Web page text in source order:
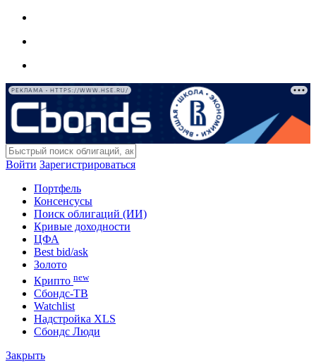
РЕКЛАМА • HTTPS://WWW.HSE.RU/
Войти Зарегистрироваться
Портфель
Консенсусы
Поиск облигаций (ИИ)
Кривые доходности
ЦФА
Best bid/ask
Золото
Крипто new
Сбондс-ТВ
Watchlist
Надстройка XLS
Сбондс Люди
Закрыть